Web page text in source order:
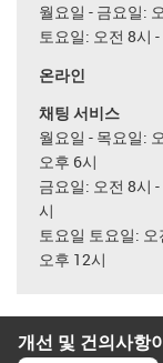
월요일 - 금요일:
토요일: 오전 8시
온라인
채팅 서비스
월요일 - 목요일:
오후 6시
금요일: 오전 8시
시
토요일 토요일: 오
오후 12시
개선 및 건의사항